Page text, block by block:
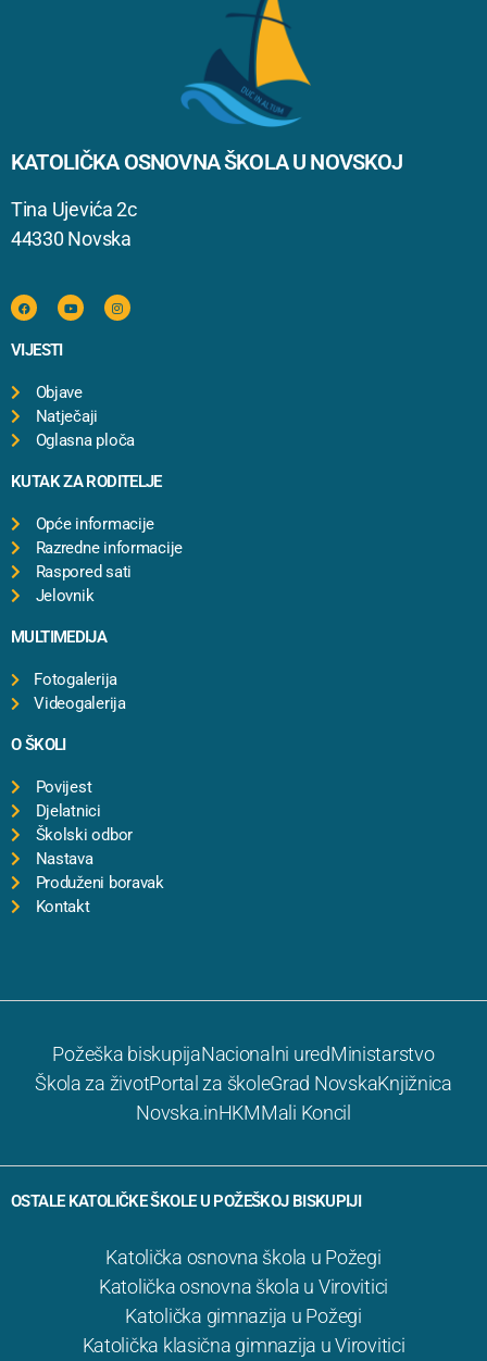
KATOLIČKA OSNOVNA ŠKOLA U NOVSKOJ
Tina Ujevića 2c
44330 Novska
VIJESTI
Objave
Natječaji
Oglasna ploča
KUTAK ZA RODITELJE
Opće informacije
Razredne informacije
Raspored sati
Jelovnik
MULTIMEDIJA
Fotogalerija
Videogalerija
O ŠKOLI
Povijest
Djelatnici
Školski odbor
Nastava
Produženi boravak
Kontakt
Požeška biskupijaNacionalni uredMinistarstvo
Škola za životPortal za školeGrad NovskaKnjižnica
Novska.inHKMMali Koncil
OSTALE KATOLIČKE ŠKOLE U POŽEŠKOJ BISKUPIJI
Katolička osnovna škola u Požegi
Katolička osnovna škola u Virovitici
Katolička gimnazija u Požegi
Katolička klasična gimnazija u Virovitici